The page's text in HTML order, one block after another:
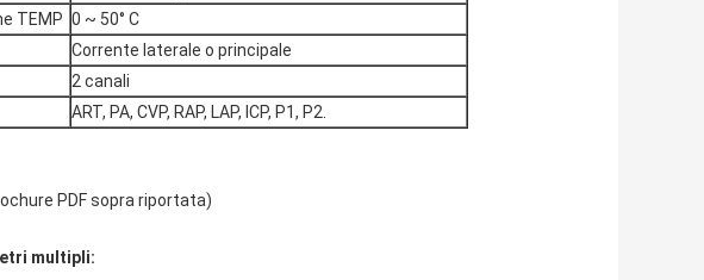
TEMP 0 ~ 50° C
Corrente laterale o principale
2 canali
ART, PA, CVP, RAP, LAP, ICP, P1, P2.
PDF sopra riportata)
multipli: